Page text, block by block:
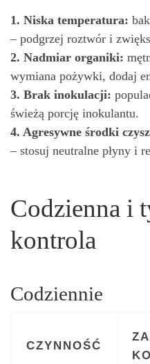
1. Niska temperatura:
– podgrzej roztwór i
2. Nadmiar organiki:
wymiana pożywki, dodaj
3. Brak inokulacji:
świeżą porcję inokulantu.
4. Agresywne środki
– stosuj neutralne płyny i
Codzienna i
kontrola
Codziennie
CZYNNOŚĆ